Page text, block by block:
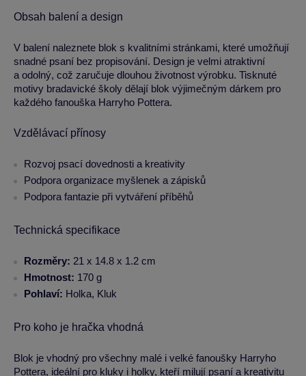
Obsah balení a design
V balení naleznete blok s kvalitními stránkami, které umožňují
snadné psaní bez propisování. Design je velmi atraktivní
a odolný, což zaručuje dlouhou životnost výrobku. Tisknuté
motivy bradavické školy dělají blok výjimečným dárkem pro
každého fanouška Harryho Pottera.
Vzdělávací přínosy
Rozvoj psací dovednosti a kreativity
Podpora organizace myšlenek a zápisků
Podpora fantazie při vytváření příběhů
Technická specifikace
Rozměry: 21 x 14.8 x 1.2 cm
Hmotnost: 170 g
Pohlaví: Holka, Kluk
Pro koho je hračka vhodná
Blok je vhodný pro všechny malé i velké fanoušky Harryho
Pottera, ideální pro kluky i holky, kteří milují psaní a kreativitu